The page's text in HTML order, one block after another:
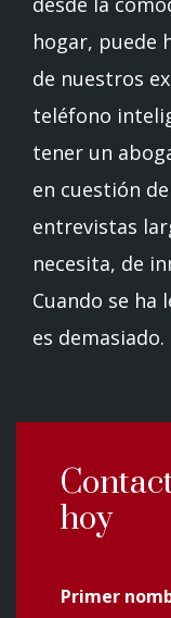
hogar, puede
de nuestros
teléfono
tener un
en cuestión
entrevistas
necesita, de
Cuando se ha
es
hoy
Primer